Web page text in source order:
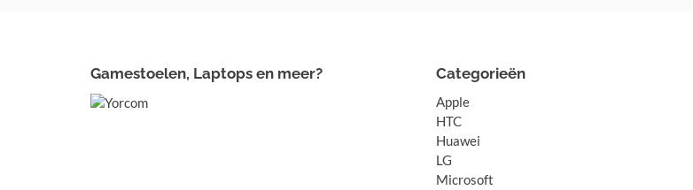
Categorieën
Apple
HTC
Huawei
LG
Microsoft
Gamestoelen, Laptops en meer?